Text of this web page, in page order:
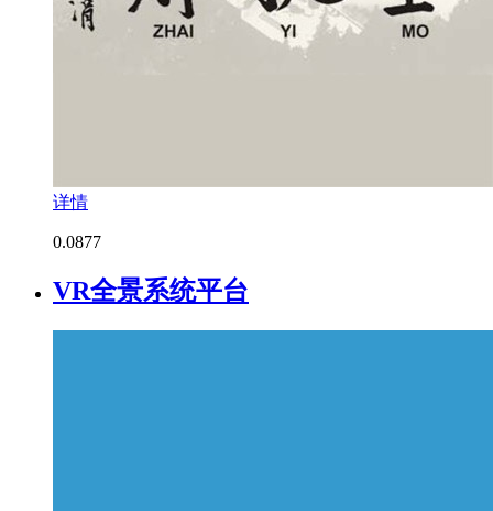
详情
0.0877
VR全景系统平台